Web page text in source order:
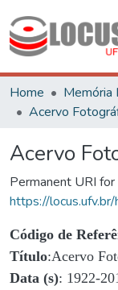
Home
Memória
Acervo
Permanent URI
https://
Código de
Título:Acervo
Data (s): 1922-